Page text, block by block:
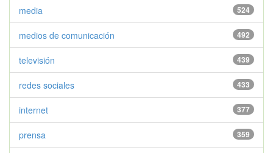
524
media
492
medios de comunicación
439
televisión
433
redes sociales
377
internet
359
prensa